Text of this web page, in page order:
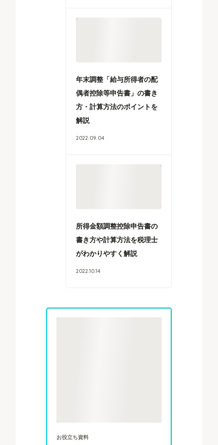
年末調整「給与所得者の配
偶者控除等申告書」の書き
方・計算方法のポイントを
解説
2022.09.04
所得金額調整控除申告書の
書き方や計算方法を税理士
がわかりやすく解説
2022.10.14
お役立ち資料